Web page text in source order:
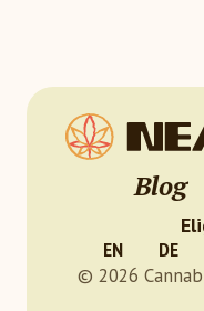
Blog
EN DE
© 2026